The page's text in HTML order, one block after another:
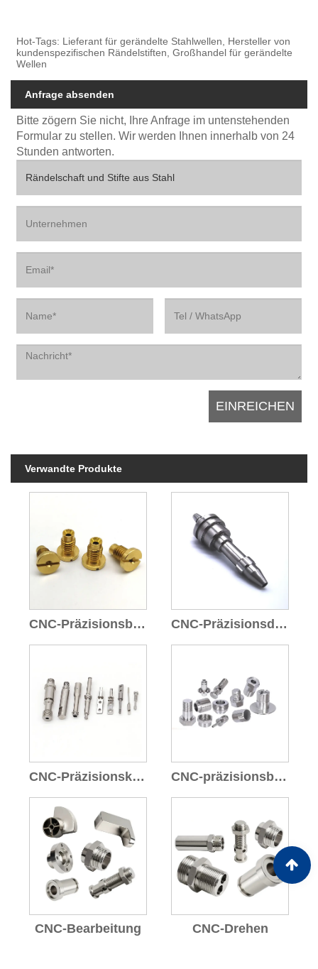
Hot-Tags: Lieferant für gerändelte Stahlwellen, Hersteller von
kundenspezifischen Rändelstiften, Großhandel für gerändelte
Wellen
Anfrage absenden
Bitte zögern Sie nicht, Ihre Anfrage im untenstehenden
Formular zu stellen. Wir werden Ihnen innerhalb von 24
Stunden antworten.
Verwandte Produkte
CNC-Präzisionsbearbeitung CNC-Präzisionsdrehteile
CNC-Präzisionskomponenten CNC-präzisionsbearbeitete Teile
CNC-Bearbeitung CNC-Drehen